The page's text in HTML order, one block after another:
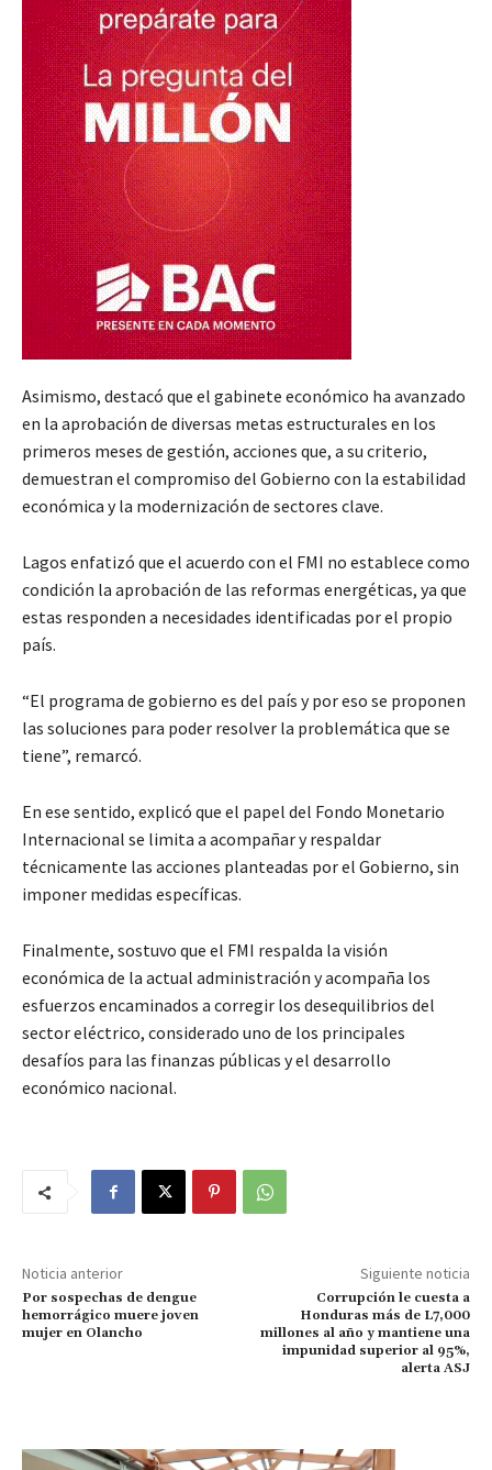
Asimismo, destacó que el gabinete económico ha avanzado
en la aprobación de diversas metas estructurales en los
primeros meses de gestión, acciones que, a su criterio,
demuestran el compromiso del Gobierno con la estabilidad
económica y la modernización de sectores clave.
Lagos enfatizó que el acuerdo con el FMI no establece como
condición la aprobación de las reformas energéticas, ya que
estas responden a necesidades identificadas por el propio
país.
“El programa de gobierno es del país y por eso se proponen
las soluciones para poder resolver la problemática que se
tiene”, remarcó.
En ese sentido, explicó que el papel del Fondo Monetario
Internacional se limita a acompañar y respaldar
técnicamente las acciones planteadas por el Gobierno, sin
imponer medidas específicas.
Finalmente, sostuvo que el FMI respalda la visión
económica de la actual administración y acompaña los
esfuerzos encaminados a corregir los desequilibrios del
sector eléctrico, considerado uno de los principales
desafíos para las finanzas públicas y el desarrollo
económico nacional.
Noticia anterior
Por sospechas de dengue
hemorrágico muere joven
mujer en Olancho
Siguiente noticia
Corrupción le cuesta a
Honduras más de L7,000
millones al año y mantiene una
impunidad superior al 95%,
alerta ASJ